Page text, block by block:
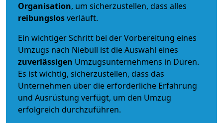
Organisation, um sicherzustellen, dass alles
reibungslosverläuft.
Ein wichtiger Schritt bei der Vorbereitung eines
Umzugs nach Niebüll ist die Auswahl eines
zuverlässigen Umzugsunternehmens in Düren.
Es ist wichtig, sicherzustellen, dass das
Unternehmen über die erforderliche Erfahrung
und Ausrüstung verfügt, um den Umzug
erfolgreich durchzuführen.